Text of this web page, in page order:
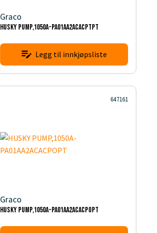
Graco
HUSKY PUMP,1050A-PA01AA2ACACPTPT
Legg til innkjøpsliste
647161
Graco
HUSKY PUMP,1050A-PA01AA2ACACPOPT